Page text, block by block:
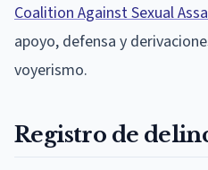
Coalition Against Sexual
apoyo, defensa y
voyerismo.
Registro de